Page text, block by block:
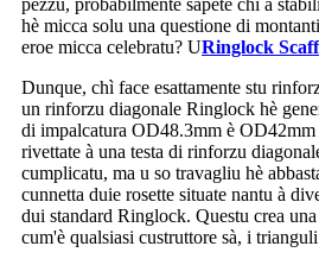
pezzu, probabilmente sapete chì a
hè micca solu una questione di
eroe micca celebratu? URinglock
Dunque, chì face esattamente stu
un rinforzu diagonale Ringlock hè
di impalcatura OD48.3mm è
rivettate à una testa di rinforzu
cumplicatu, ma u so travagliu hè
cunnetta duie rosette situate nantu à
dui standard Ringlock. Questu crea
cum'è qualsiasi custruttore sà, i